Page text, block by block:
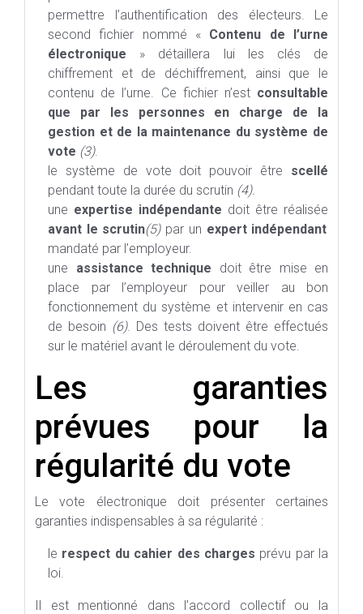
permettre l’authentification des électeurs. Le
second fichier nommé « Contenu de l’urne
électronique » détaillera lui les clés de
chiffrement et de déchiffrement, ainsi que le
contenu de l’urne. Ce fichier n’est consultable
que par les personnes en charge de la
gestion et de la maintenance du système de
vote (3).
le système de vote doit pouvoir être scellé
pendant toute la durée du scrutin (4).
une expertise indépendante doit être réalisée
avant le scrutin(5)par un expert indépendant
mandaté par l’employeur.
une assistance technique doit être mise en
place par l’employeur pour veiller au bon
fonctionnement du système et intervenir en cas
de besoin (6). Des tests doivent être effectués
sur le matériel avant le déroulement du vote.
Les garanties
prévues pour la
régularité du vote
Le vote électronique doit présenter certaines
garanties indispensables à sa régularité :
le respect du cahier des charges prévu par la
loi.
Il est mentionné dans l’accord collectif ou la